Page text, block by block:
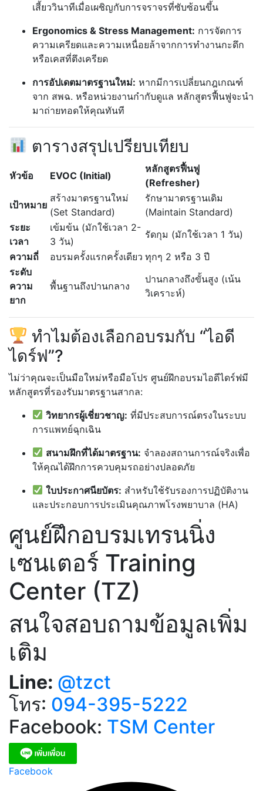
เสี้ยววินาทีเมื่อเผชิญกับการจราจรที่ซับซ้อนขึ้น
Ergonomics & Stress Management: การจัดการ
ความเครียดและความเหนื่อยล้าจากการทำงานกะดึก
หรือเคสที่ตึงเครียด
การอัปเดตมาตรฐานใหม่: หากมีการเปลี่ยนกฎเกณฑ์
จาก สพฉ. หรือหน่วยงานกำกับดูแล หลักสูตรฟื้นฟูจะนำ
มาถ่ายทอดให้คุณทันที
ตารางสรุปเปรียบเทียบ
หัวข้อ EVOC (Initial)
หลักสูตรฟื้นฟู
(Refresher)
เป้าหมาย
สร้างมาตรฐานใหม่
(Set Standard)
รักษามาตรฐานเดิม
(Maintain Standard)
ระยะ
เวลา
เข้มข้น (มักใช้เวลา 2-
3 วัน)
รัดกุม (มักใช้เวลา 1 วัน)
ความถี่
อบรมครั้งแรกครั้งเดียว ทุกๆ 2 หรือ 3 ปี
ระดับ
ความ
ยาก
พื้นฐานถึงปานกลาง
ปานกลางถึงขั้นสูง (เน้น
วิเคราะห์)
ทำไมต้องเลือกอบรมกับ “ไอดี
ไดร์ฟ”?
ไม่ว่าคุณจะเป็นมือใหม่หรือมือโปร ศูนย์ฝึกอบรมไอดีไดร์ฟมี
หลักสูตรที่รองรับมาตรฐานสากล:
วิทยากรผู้เชี่ยวชาญ: ที่มีประสบการณ์ตรงในระบบ
การแพทย์ฉุกเฉิน
สนามฝึกที่ได้มาตรฐาน: จำลองสถานการณ์จริงเพื่อ
ให้คุณได้ฝึกการควบคุมรถอย่างปลอดภัย
ใบประกาศนียบัตร: สำหรับใช้รับรองการปฏิบัติงาน
และประกอบการประเมินคุณภาพโรงพยาบาล (HA)
ศูนย์ฝึกอบรมเทรนนิ่ง
เซนเตอร์ Training
Center (TZ)
สนใจสอบถามข้อมูลเพิ่ม
เติม
Line: @tzct
โทร: 094-395-5222
Facebook: TSM Center
Facebook